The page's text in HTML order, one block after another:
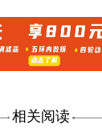
相关阅读